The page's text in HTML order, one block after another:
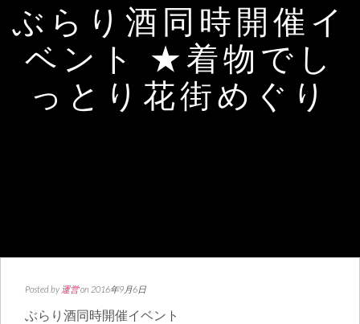
v
ぶらり酒同時開催イ
ベント ★着物でし
っとり花街めぐり
Posted by 運営on 2016年9月6日
ぶらり酒同時開催イベント